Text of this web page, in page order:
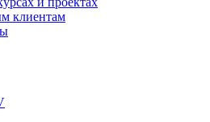
клиентам